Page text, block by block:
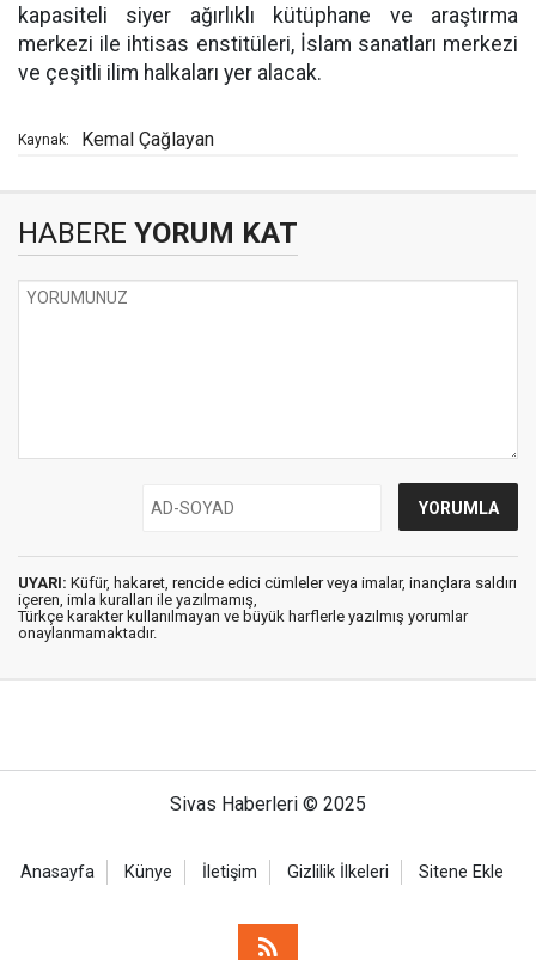
kapasiteli siyer ağırlıklı kütüphane ve araştırma
merkezi ile ihtisas enstitüleri, İslam sanatları merkezi
ve çeşitli ilim halkaları yer alacak.
Kaynak: Kemal Çağlayan
HABERE YORUM KAT
UYARI: Küfür, hakaret, rencide edici cümleler veya imalar, inançlara saldırı
içeren, imla kuralları ile yazılmamış,
Türkçe karakter kullanılmayan ve büyük harflerle yazılmış yorumlar
onaylanmamaktadır.
Sivas Haberleri © 2025
Anasayfa Künye İletişim Gizlilik İlkeleri Sitene Ekle